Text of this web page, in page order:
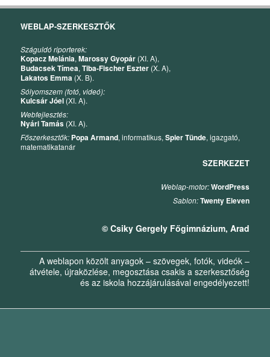
WEBLAP-SZERKESZTŐK
Száguldó riporterek:
Kopacz Melánia,Marossy Gyopár (XI. A),
Budacsek Tímea,Tiba-Fischer Eszter (X. A),
Lakatos Emma (X. B).
Sólyomszem (fotó, videó):
Kulcsár Jóel (XI. A).
Webfejlesztés:
Nyári Tamás (XI. A).
Főszerkesztők: Popa Armand, informatikus,Spier Tünde, igazgató,
matematikatanár
SZERKEZET
Weblap-motor:WordPress
Sablon:Twenty Eleven
© Csiky Gergely Főgimnázium, Arad
A weblapon közölt anyagok – szövegek, fotók, videók –
átvétele, újraközlése, megosztása csakis a szerkesztőség
és az iskola hozzájárulásával engedélyezett!